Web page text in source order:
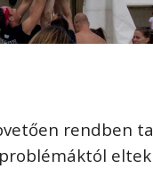
rendben